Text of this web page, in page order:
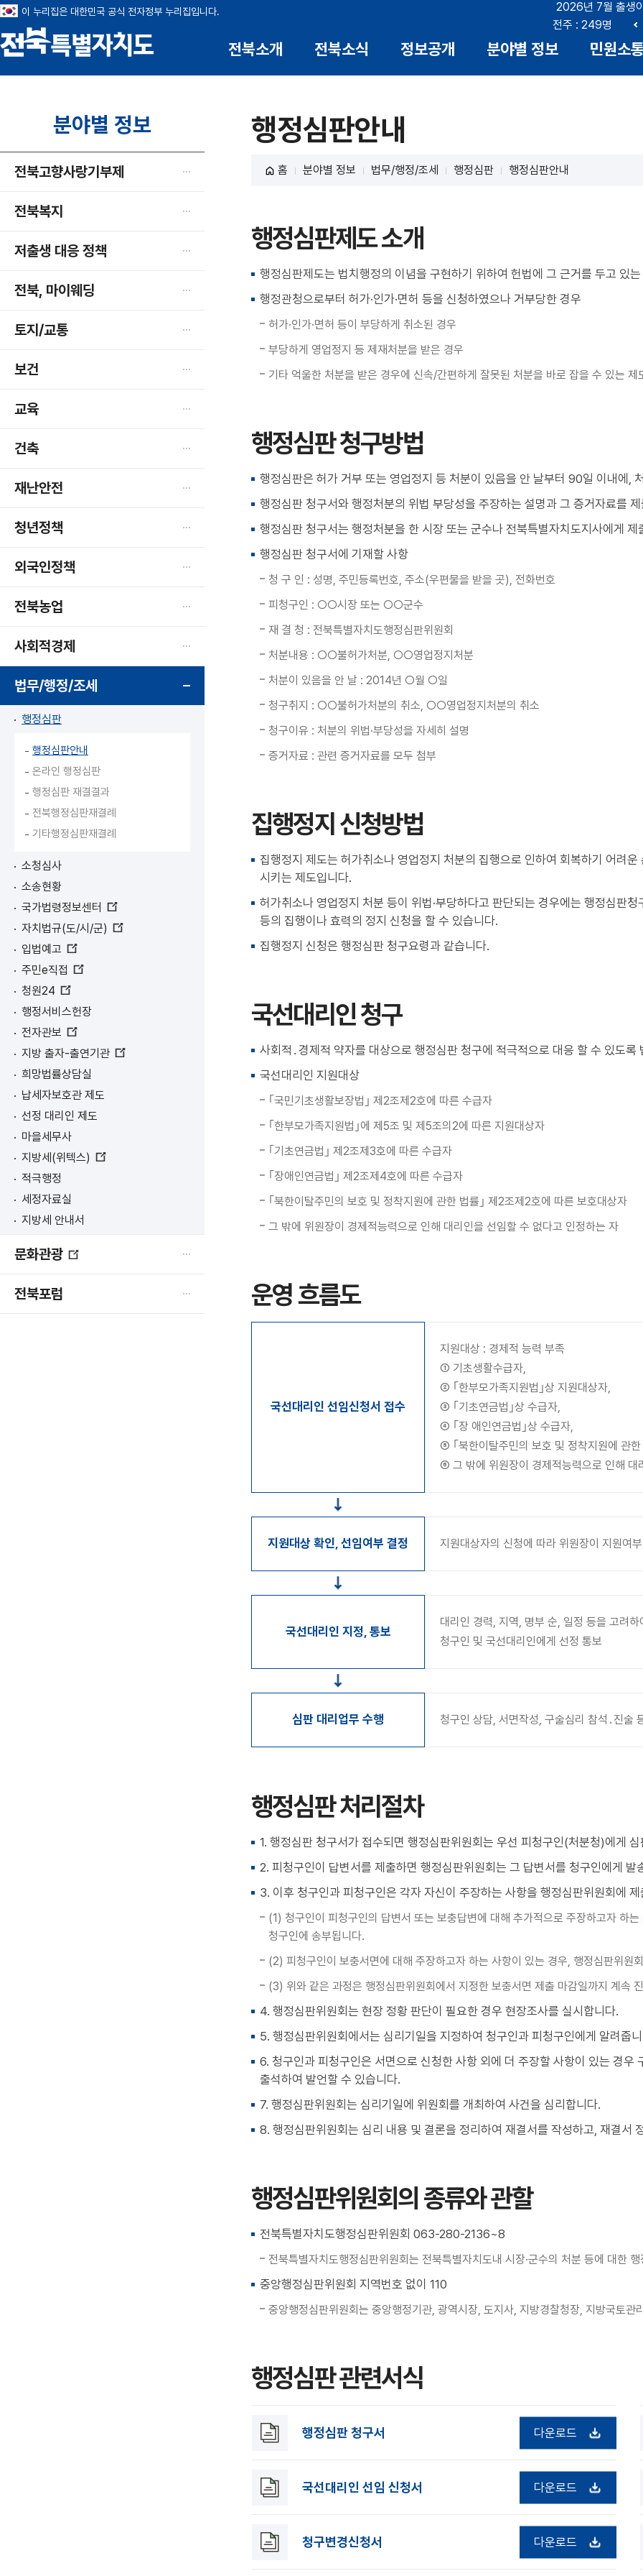
전북특별자치도
2026년 7월 출생
전주 : 249명
이
전
이 누리집은 대한민국 공식 전자정부 누리집입니다.
전북소개 전북소식 정보공개 분야별 정보 민원소통
분야별 정보
전북고향사랑기부제
전북복지
저출생 대응 정책
전북, 마이웨딩
토지/교통
보건
교육
건축
재난안전
청년정책
외국인정책
전북농업
사회적경제
법무/행정/조세
행정심판
행정심판안내
온라인 행정심판
행정심판 재결결과
전북행정심판재결례
기타행정심판재결례
소청심사
소송현황
국가법령정보센터
창
자치법규(도/시/군)
입법예고
창
열
주민e직접
열
청원24
창
열
행정서비스헌장
전자관보
창
열
지방 출자-출연기관
희망법률상담실
납세자보호관 제도
선정 대리인 제도
마을세무사
지방세(위텍스)
적극행정
세정자료실
지방세 안내서
문화관광
전북포럼
행정심판안내
홈 분야별 정보 법무/행정/조세 행정심판
행정심판안내
행정심판제도 소개
행정심판제도는 법치행정의 이념을 구현하기 위하여 헌법에 그 근거를 두고 있
행정관청으로부터 허가·인가·면허 등을 신청하였으나 거부당한 경우
허가·인가·면허 등이 부당하게 취소된 경우
부당하게 영업정지 등 제재처분을 받은 경우
기타 억울한 처분을 받은 경우에 신속/간편하게 잘못된 처분을 바로 잡을 수 있는 제
행정심판 청구방법
행정심판은 허가 거부 또는 영업정지 등 처분이 있음을 안 날부터 90일 이내에,
행정심판 청구서와 행정처분의 위법 부당성을 주장하는 설명과 그 증거자료를
행정심판 청구서는 행정처분을 한 시장 또는 군수나 전북특별자치도지사에게 제
행정심판 청구서에 기재할 사항
청 구 인 : 성명, 주민등록번호, 주소(우편물을 받을 곳), 전화번호
피청구인 : ○○시장 또는 ○○군수
재 결 청 : 전북특별자치도행정심판위원회
처분내용 : ○○불허가처분, ○○영업정지처분
처분이 있음을 안 날 : 2014년 ○월 ○일
청구취지 : ○○불허가처분의 취소, ○○영업정지처분의 취소
청구이유 : 처분의 위법·부당성을 자세히 설명
증거자료 : 관련 증거자료를 모두 첨부
집행정지 신청방법
집행정지 제도는 허가취소나 영업정지 처분의 집행으로 인하여 회복하기 어려
시키는 제도입니다.
허가취소나 영업정지 처분 등이 위법·부당하다고 판단되는 경우에는 행정심판
등의 집행이나 효력의 정지 신청을 할 수 있습니다.
집행정지 신청은 행정심판 청구요령과 같습니다.
국선대리인 청구
사회적․경제적 약자를 대상으로 행정심판 청구에 적극적으로 대응 할 수 있도
국선대리인 지원대상
｢국민기초생활보장법｣ 제2조제2호에 따른 수급자
｢한부모가족지원법｣에 제5조 및 제5조의2에 따른 지원대상자
｢기초연금법｣ 제2조제3호에 따른 수급자
｢장애인연금법｣ 제2조제4호에 따른 수급자
｢북한이탈주민의 보호 및 정착지원에 관한 법률｣ 제2조제2호에 따른 보호대상자
그 밖에 위원장이 경제적능력으로 인해 대리인을 선임할 수 없다고 인정하는 자
운영 흐름도
국선대리인 선임신청서 접수
지원대상 : 경제적 능력 부족
① 기초생활수급자,
② ｢한부모가족지원법｣상 지원대상자,
③ ｢기초연금법｣상 수급자,
④ ｢장 애인연금법｣상 수급자,
⑤ ｢북한이탈주민의 보호 및 정착지원에 관
⑥ 그 밖에 위원장이 경제적능력으로 인해 대
지원대상 확인, 선임여부 결정 지원대상자의 신청에 따라 위원장이 지원여
국선대리인 지정, 통보
대리인 경력, 지역, 명부 순, 일정 등을 고려하
청구인 및 국선대리인에게 선정 통보
심판 대리업무 수행 청구인 상담, 서면작성, 구술심리 참석․진술
행정심판 처리절차
1. 행정심판 청구서가 접수되면 행정심판위원회는 우선 피청구인(처분청)에게
2. 피청구인이 답변서를 제출하면 행정심판위원회는 그 답변서를 청구인에게 발
3. 이후 청구인과 피청구인은 각자 자신이 주장하는 사항을 행정심판위원회에 제
(1) 청구인이 피청구인의 답변서 또는 보충답변에 대해 추가적으로 주장하고자 하
청구인에 송부됩니다.
(2) 피청구인이 보충서면에 대해 주장하고자 하는 사항이 있는 경우, 행정심판위원
(3) 위와 같은 과정은 행정심판위원회에서 지정한 보충서면 제출 마감일까지 계속
4. 행정심판위원회는 현장 정황 판단이 필요한 경우 현장조사를 실시합니다.
5. 행정심판위원회에서는 심리기일을 지정하여 청구인과 피청구인에게 알려줍
6. 청구인과 피청구인은 서면으로 신청한 사항 외에 더 주장할 사항이 있는 경
출석하여 발언할 수 있습니다.
7. 행정심판위원회는 심리기일에 위원회를 개최하여 사건을 심리합니다.
8. 행정심판위원회는 심리 내용 및 결론을 정리하여 재결서를 작성하고, 재결서
행정심판위원회의 종류와 관할
전북특별자치도행정심판위원회 063-280-2136~8
전북특별자치도행정심판위원회는 전북특별자치도내 시장·군수의 처분 등에 대한
중앙행정심판위원회 지역번호 없이 110
중앙행정심판위원회는 중앙행정기관, 광역시장, 도지사, 지방경찰청장, 지방국토
행정심판 관련서식
행정심판 청구서 다운로드
국선대리인 선임 신청서 다운로드
청구변경신청서 다운로드